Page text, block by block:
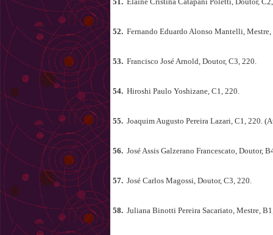
52. Fernando Eduardo Alonso Mantelli, Mestre,
53. Francisco José Arnold, Doutor, C3, 220.
54. Hiroshi Paulo Yoshizane, C1, 220.
55. Joaquim Augusto Pereira Lazari, C1, 220.
56. José Assis Galzerano Francescato, Doutor,
57. José Carlos Magossi, Doutor, C3, 220.
58. Juliana Binotti Pereira Sacariato, Mestre,